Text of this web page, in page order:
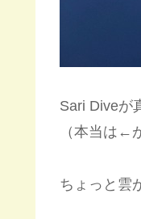
Sari Diveが
（本当は←
ちょっと雲